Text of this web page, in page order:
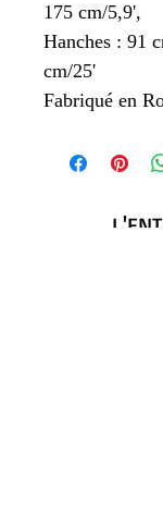
175 cm/5,9',
Hanches : 91
cm/25'
Fabriqué en